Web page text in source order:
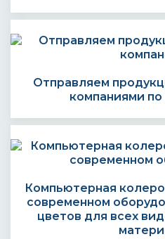
Отправляем
компаниями
Компьютерная
современном
цветов для всех